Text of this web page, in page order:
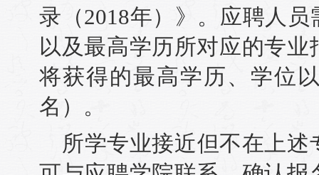
录（2018年）》。应聘人
以及最高学历所对应的专
将获得的最高学历、学位
名）。
所学专业接近但不在上